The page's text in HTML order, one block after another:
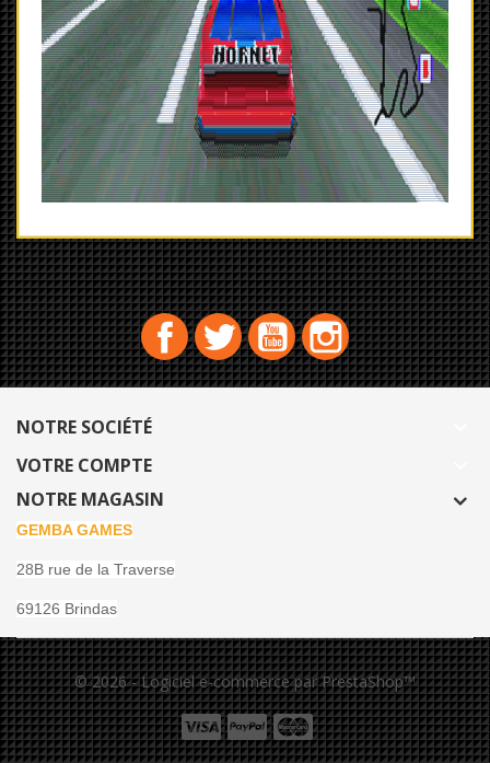
FacebookTwitterYouTubeInstagram
NOTRE SOCIÉTÉ
VOTRE COMPTE
NOTRE MAGASIN
GEMBA GAMES
28B rue de la Traverse
69126 Brindas
© 2026 - Logiciel e-commerce par PrestaShop™